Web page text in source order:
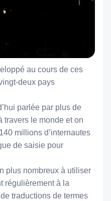
au cours de ces
deux pays
parlée par plus de
travers le monde et on
millions d’internautes
de saisie pour
plus nombreux à utiliser
régulièrement à la
traductions de termes